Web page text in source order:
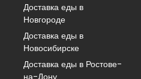
Доставка еды в
Новгороде
Доставка еды в
Новосибирске
Доставка еды в Ростове-
на-Дону